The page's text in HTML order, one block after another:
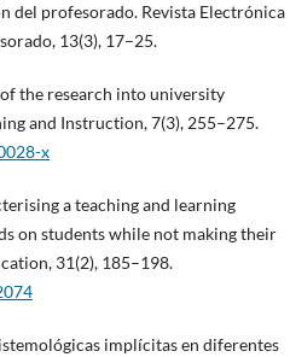
del profesorado. Revista Electrónica
13(3), 17–25.
the research into university
and Instruction, 7(3), 255–275.
x
a teaching and learning
on students while not making their
31(2), 185–198.
implícitas en diferentes